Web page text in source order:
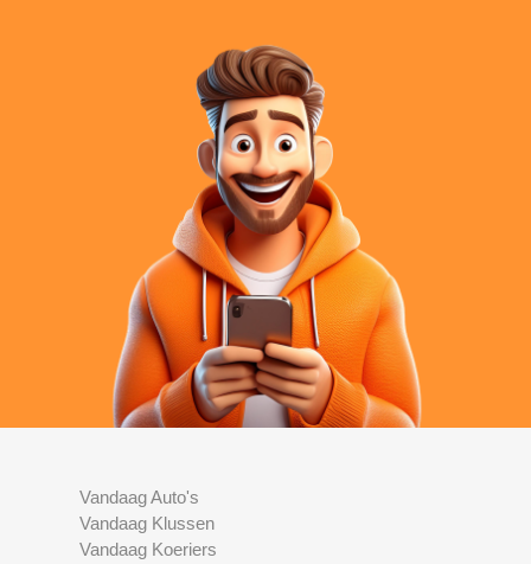
Vandaag Auto's
Vandaag Klussen
Vandaag Koeriers